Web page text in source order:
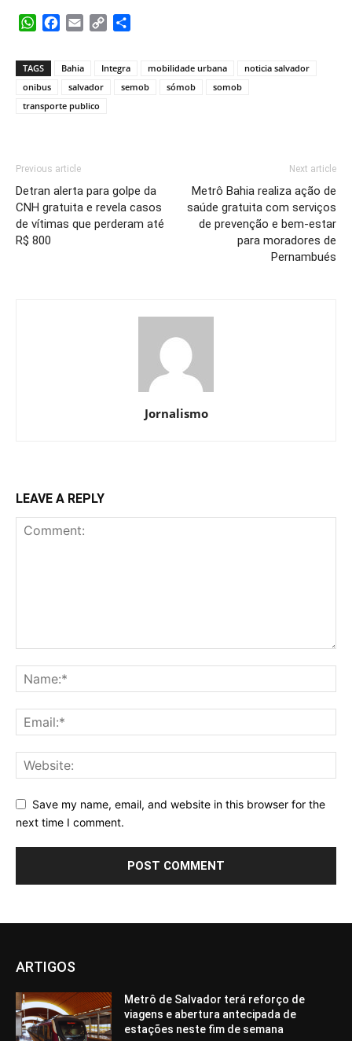
WhatsApp
Facebook
Email Copy
TAGS Bahia Integra mobilidade urbana
noticia salvador
onibus
salvador semob sómob
somob
transporte publico
Previous article
Detran alerta para golpe da
CNH gratuita e revela casos
de vítimas que perderam até
R$ 800
Next article
Metrô Bahia realiza ação de
saúde gratuita com serviços
de prevenção e bem-estar
para moradores de
Pernambués
Jornalismo
LEAVE A REPLY
Save my name, email, and website in this browser for the
next time I comment.
ARTIGOS
Metrô de Salvador terá reforço de
viagens e abertura antecipada de
estações neste fim de semana